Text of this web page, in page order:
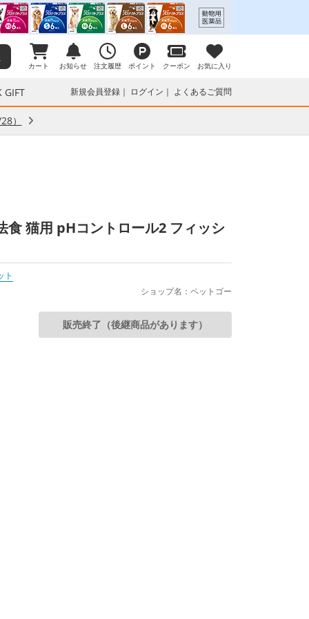
カート お知らせ 注文履歴 ポイント クーポン お気に入り
GIFT 新規会員登録 ログイン よくあるご質問
）
食 猫用 pHコントロール2 フィッシ
ト
ショップ名：ペットゴー
販売終了（後継商品があります）